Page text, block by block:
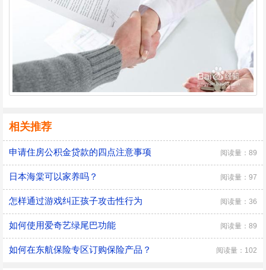
相关推荐
申请住房公积金贷款的四点注意事项 阅读量：89
日本海棠可以家养吗？ 阅读量：97
怎样通过游戏纠正孩子攻击性行为 阅读量：36
如何使用爱奇艺绿尾巴功能 阅读量：89
如何在东航保险专区订购保险产品？ 阅读量：102